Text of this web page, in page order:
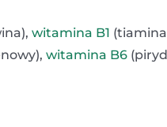
witamina B1
witamina B6